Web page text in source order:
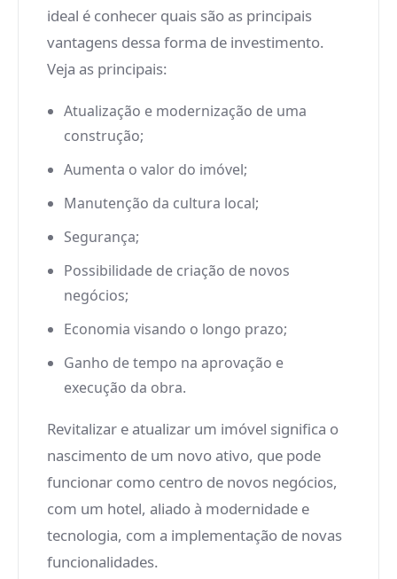
ideal é conhecer quais são as principais
vantagens dessa forma de investimento.
Veja as principais:
Atualização e modernização de uma
construção;
Aumenta o valor do imóvel;
Manutenção da cultura local;
Segurança;
Possibilidade de criação de novos
negócios;
Economia visando o longo prazo;
Ganho de tempo na aprovação e
execução da obra.
Revitalizar e atualizar um imóvel significa o
nascimento de um novo ativo, que pode
funcionar como centro de novos negócios,
com um hotel, aliado à modernidade e
tecnologia, com a implementação de novas
funcionalidades.